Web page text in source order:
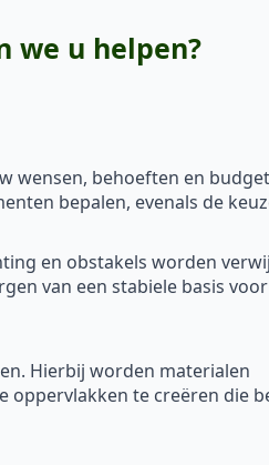
we u helpen?
wensen, behoeften en
bepalen, evenals de
en obstakels worden
van een stabiele basis
Hierbij worden materialen
te creëren die